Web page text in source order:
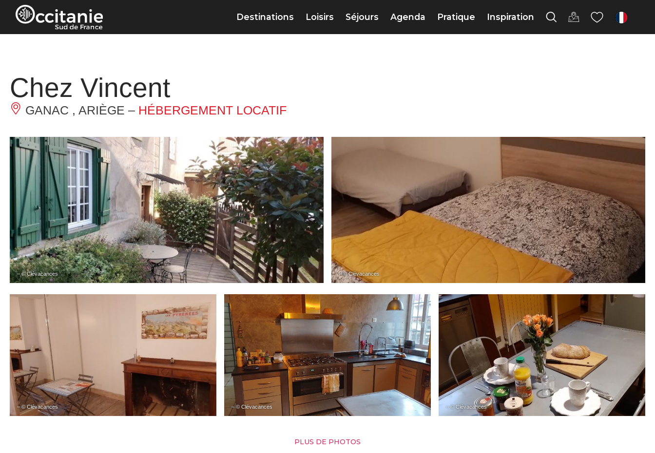
Panneau de gestion des cookies
Destinations Loisirs Séjours Agenda Pratique Inspiration fr
Chez Vincent
GANAC , ARIÈGE – HÉBERGEMENT LOCATIF
– © Clévacances – © Clévacances
– © Clévacances – © Clévacances – © Clévacances
PLUS DE PHOTOS